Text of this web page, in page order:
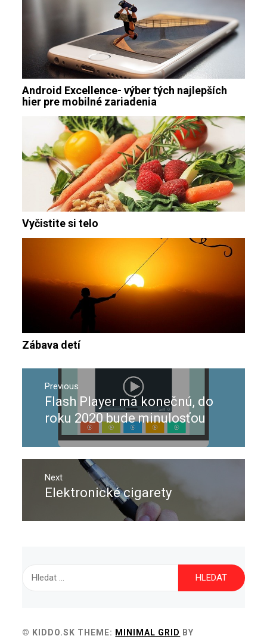
Android Excellence- výber tých najlepších
hier pre mobilné zariadenia
Vyčistite si telo
Zábava detí
Navigace
příspěvek
Previous
Previous
post:
Flash Player má konečnú, do
roku 2020 bude minulosťou
Next
Next
Elektronické cigarety
© KIDDO.SK THEME: MINIMAL GRID BY